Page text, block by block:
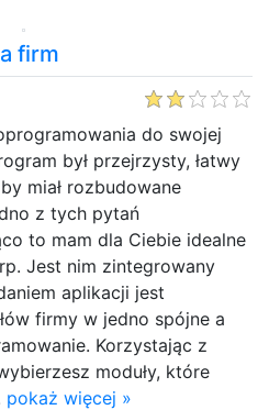
firm
do swojej
był przejrzysty, łatwy
miał rozbudowane
z tych pytań
to mam dla Ciebie idealne
Jest nim zintegrowany
aplikacji jest
firmy w jedno spójne a
Korzystając z
moduły, które
pokaż więcej »